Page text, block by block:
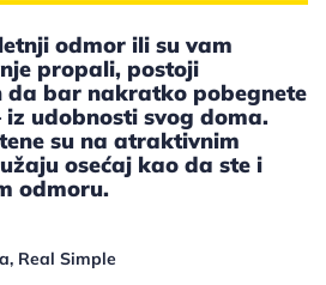
odmor ili su vam
propali, postoji
da bar nakratko pobegnete
iz udobnosti svog doma.
su na atraktivnim
osećaj kao da ste i
odmoru.
Real Simple